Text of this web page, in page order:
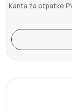
Kanta za otpatke